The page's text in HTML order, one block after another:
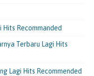
Recommanded
Terbaru Lagi Hits
Lagi Hits Recommended